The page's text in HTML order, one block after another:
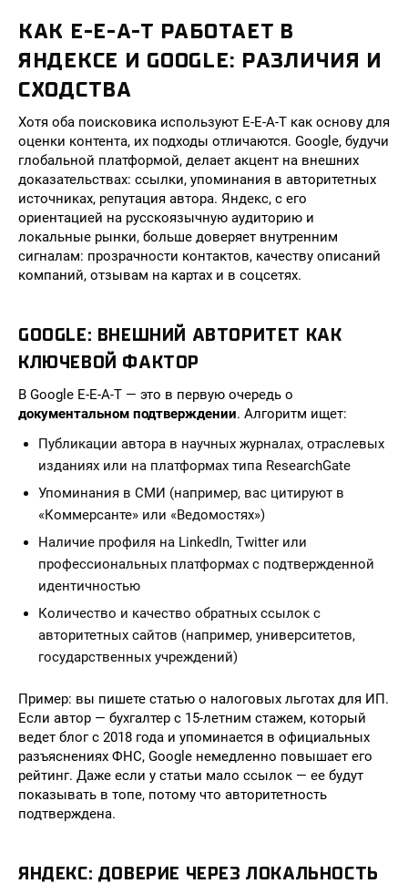
КАК E-E-A-T РАБОТАЕТ В
ЯНДЕКСЕ И GOOGLE: РАЗЛИЧИЯ И
СХОДСТВА
Хотя оба поисковика используют E-E-A-T как основу для
оценки контента, их подходы отличаются. Google, будучи
глобальной платформой, делает акцент на внешних
доказательствах: ссылки, упоминания в авторитетных
источниках, репутация автора. Яндекс, с его
ориентацией на русскоязычную аудиторию и
локальные рынки, больше доверяет внутренним
сигналам: прозрачности контактов, качеству описаний
компаний, отзывам на картах и в соцсетях.
GOOGLE: ВНЕШНИЙ АВТОРИТЕТ КАК
КЛЮЧЕВОЙ ФАКТОР
В Google E-E-A-T — это в первую очередь о
документальном подтверждении. Алгоритм ищет:
Публикации автора в научных журналах, отраслевых
изданиях или на платформах типа ResearchGate
Упоминания в СМИ (например, вас цитируют в
«Коммерсанте» или «Ведомостях»)
Наличие профиля на LinkedIn, Twitter или
профессиональных платформах с подтвержденной
идентичностью
Количество и качество обратных ссылок с
авторитетных сайтов (например, университетов,
государственных учреждений)
Пример: вы пишете статью о налоговых льготах для ИП.
Если автор — бухгалтер с 15-летним стажем, который
ведет блог с 2018 года и упоминается в официальных
разъяснениях ФНС, Google немедленно повышает его
рейтинг. Даже если у статьи мало ссылок — ее будут
показывать в топе, потому что авторитетность
подтверждена.
ЯНДЕКС: ДОВЕРИЕ ЧЕРЕЗ ЛОКАЛЬНОСТЬ